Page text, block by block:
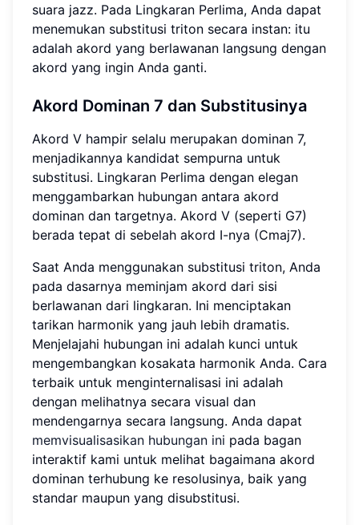
suara jazz. Pada Lingkaran Perlima, Anda dapat
menemukan substitusi triton secara instan: itu
adalah akord yang berlawanan langsung dengan
akord yang ingin Anda ganti.
Akord Dominan 7 dan Substitusinya
Akord V hampir selalu merupakan dominan 7,
menjadikannya kandidat sempurna untuk
substitusi. Lingkaran Perlima dengan elegan
menggambarkan hubungan antara akord
dominan dan targetnya. Akord V (seperti G7)
berada tepat di sebelah akord I-nya (Cmaj7).
Saat Anda menggunakan substitusi triton, Anda
pada dasarnya meminjam akord dari sisi
berlawanan dari lingkaran. Ini menciptakan
tarikan harmonik yang jauh lebih dramatis.
Menjelajahi hubungan ini adalah kunci untuk
mengembangkan kosakata harmonik Anda. Cara
terbaik untuk menginternalisasi ini adalah
dengan melihatnya secara visual dan
mendengarnya secara langsung. Anda dapat
memvisualisasikan hubungan ini pada bagan
interaktif kami untuk melihat bagaimana akord
dominan terhubung ke resolusinya, baik yang
standar maupun yang disubstitusi.